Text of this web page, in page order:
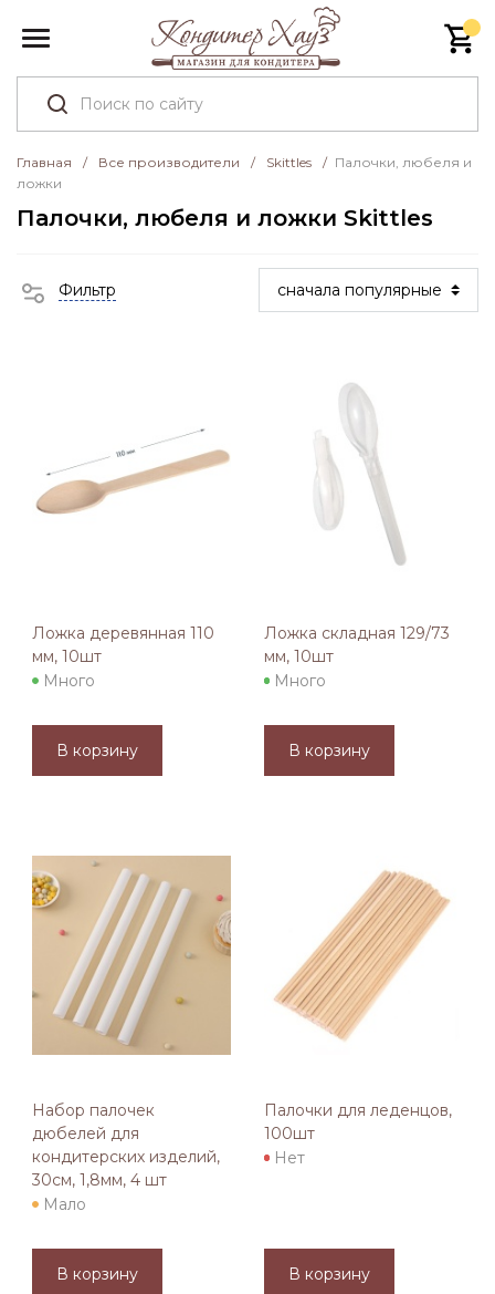
Главная / Все производители / Skittles / Палочки, любеля и
ложки
Палочки, любеля и ложки Skittles
Фильтр
Ложка деревянная 110
мм, 10шт
Много
В корзину
Ложка складная 129/73
мм, 10шт
Много
В корзину
Набор палочек
дюбелей для
кондитерских изделий,
30см, 1,8мм, 4 шт
Мало
В корзину
Палочки для леденцов,
100шт
Нет
В корзину